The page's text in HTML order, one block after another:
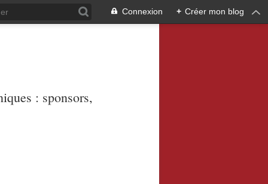
Connexion + Créer mon blog
: sponsors,